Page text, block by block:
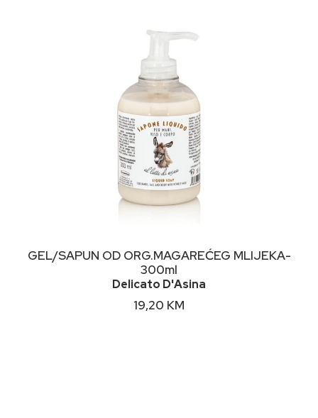
DODAJ U KORPU
GEL/SAPUN OD ORG.MAGAREĆEG MLIJEKA-
300ml
Delicato D'Asina
19,20 KM